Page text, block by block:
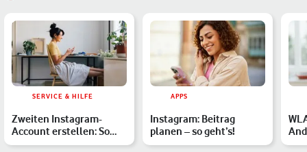
SERVICE & HILFE
Zweiten Instagram-
Account erstellen: So
geht’s
APPS
Instagram: Beitrag
planen – so geht’s!
Du